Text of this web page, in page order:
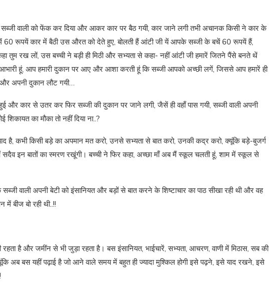
वाली को फेंक कर दिया और आकर कार पर बैठ गयी, कार जाने लगी तभी अचानक किसी ने कार के
में 60 रूपयें कार में बैठी उस औरत को देते हुए, बोलती हैं आंटी जी यें आपके सब्जी के बचें 60 रूपयें हैं,
तुम रख लों, उस बच्ची ने बड़ी ही मिठी और सभ्यता से कहा- नहीं आंटी जी हमारें जितने पैंसे बनते थें
हूं, आप हमारी दुकान पर आए और आशा करती हूं कि सब्जी आपको अच्छी लगें, जिससे आप हमारें ही
अपनी दुकान लौट गयी…
और कार से उतर कर फिर सब्जी की दुकान पर जाने लगी, जैसें ही वहाँ पास गयी, सब्जी वाली अपनी
का मौका तो नहीं दिया ना..?
है, कभी किसी बड़े का अपमान मत करो, उनसे सभ्यता से बात करो, उनकी कद्र करो, क्यूंकि बड़े-बुजर्ग
सदैव इन बातों का स्मरण रखूंगी। बच्ची ने फिर कहा, अच्छा माँ अब मैं स्कूल चलती हूं, शाम में स्कूल से
सब्जी वाली अपनी बेटी को इंसानियत और बड़ों से बात करने के शिष्टाचार का पाठ सीखा रही थी और वह
बीज बो रही थी..!!
है और जमींन से भी जुड़ा रहता है। बस इंसानियत, भाईचारें, सभ्यता, आचरण, वाणी में मिठास, सब की
अब बस यहीं पढ़ाई है जो आने वाले समय में बहुत ही ज्यादा मुश्किल होगी इसे पढ़ने, इसे याद रखने, इसे